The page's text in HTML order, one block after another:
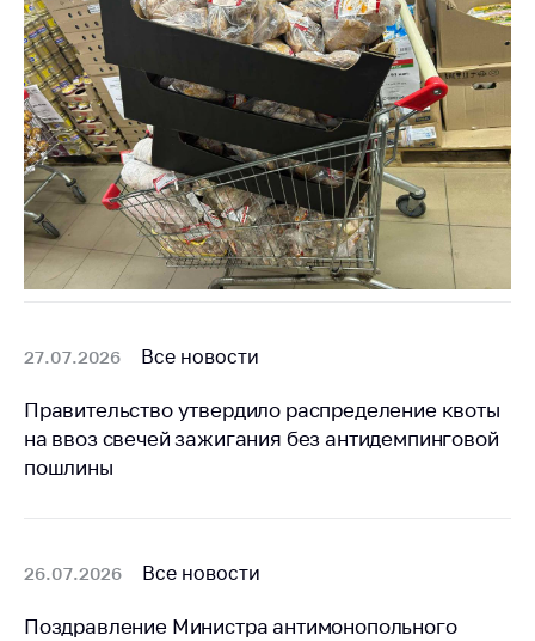
27.07.2026 Все новости
Правительство утвердило распределение квоты
на ввоз свечей зажигания без антидемпинговой
пошлины
26.07.2026 Все новости
Поздравление Министра антимонопольного